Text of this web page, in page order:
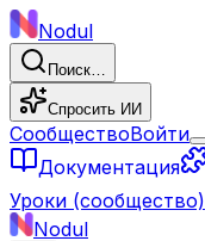
Nodul
Поиск…
Спросить ИИ
СообществоВойти
Документация
Уроки (сообщество)
Nodul